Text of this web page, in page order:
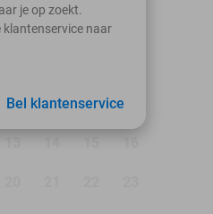
Do Vr
6 7 8
je op zoekt.
klantenservice naar
Bel klantenservice